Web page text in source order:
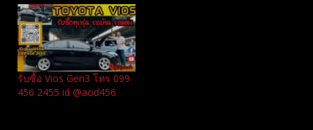
รับซื้อ Vios Gen3 โทร 099
456 2455 id @aod456